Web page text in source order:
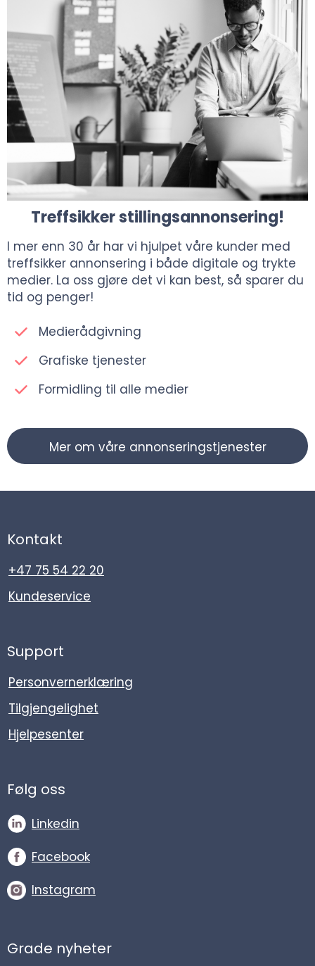
Treffsikker stillingsannonsering!
I mer enn 30 år har vi hjulpet våre kunder med
treffsikker annonsering i både digitale og trykte
medier. La oss gjøre det vi kan best, så sparer du
tid og penger!
Medierådgivning
Grafiske tjenester
Formidling til alle medier
Mer om våre annonseringstjenester
Kontakt
+47 75 54 22 20
Kundeservice
Support
Personvernerklæring
Tilgjengelighet
Hjelpesenter
Følg oss
Linkedin
Facebook
Instagram
Grade nyheter